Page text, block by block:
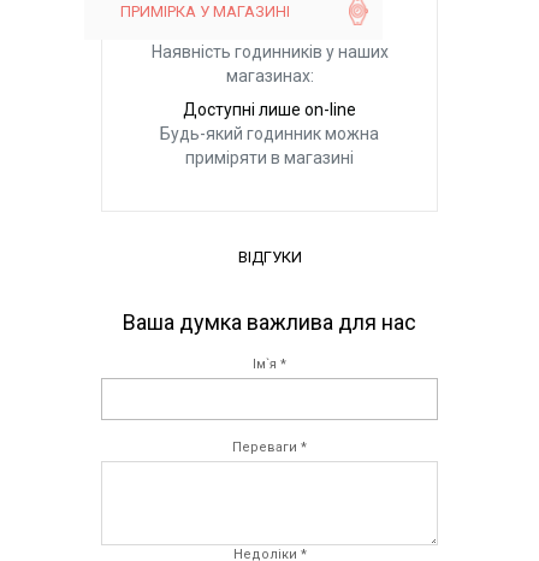
ПРИМІРКА У МАГАЗИНІ
Наявність годинників у наших
магазинах:
Доступні лише on-line
Будь-який годинник можна
приміряти в магазині
ВІДГУКИ
Ваша думка важлива для нас
Ім`я *
Переваги *
Недоліки *